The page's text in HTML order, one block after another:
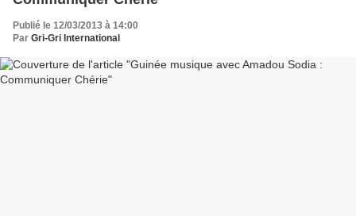
Publié le 12/03/2013 à 14:00
Par Gri-Gri International